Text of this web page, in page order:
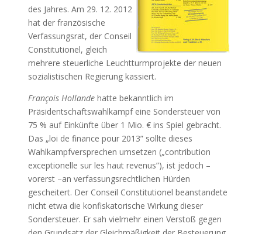
des Jahres. Am 29. 12. 2012
hat der französische
Verfassungsrat, der Conseil
Constitutionel, gleich
mehrere steuerliche Leuchtturmprojekte der neuen
sozialistischen Regierung kassiert.
François Hollandehatte bekanntlich im
Präsidentschaftswahlkampf eine Sondersteuer von
75 % auf Einkünfte über 1 Mio. € ins Spiel gebracht.
Das „loi de finance pour 2013” sollte dieses
Wahlkampfversprechen umsetzen („contribution
exceptionelle sur les haut revenus”), ist jedoch –
vorerst –an verfassungsrechtlichen Hürden
gescheitert. Der Conseil Constitutionel beanstandete
nicht etwa die konfiskatorische Wirkung dieser
Sondersteuer. Er sah vielmehr einen Verstoß gegen